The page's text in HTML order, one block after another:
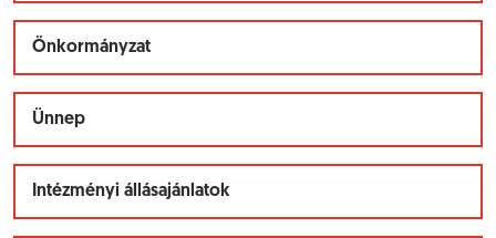
Önkormányzat
Ünnep
Intézményi állásajánlatok